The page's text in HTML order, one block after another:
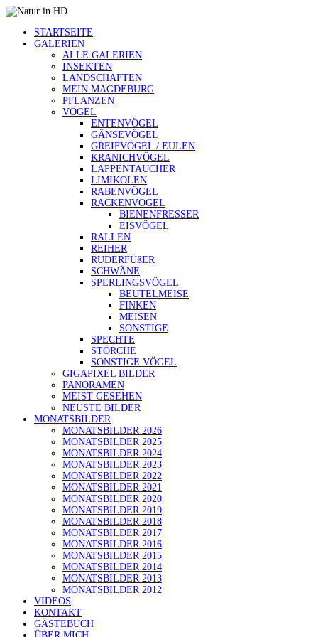
STARTSEITE
GALERIEN
ALLE GALERIEN
INSEKTEN
LANDSCHAFTEN
MEIN MAGDEBURG
PFLANZEN
VÖGEL
ENTENVÖGEL
GÄNSEVÖGEL
GREIFVÖGEL / EULEN
KRANICHVÖGEL
LAPPENTAUCHER
LIMIKOLEN
RABENVÖGEL
RACKENVÖGEL
BIENENFRESSER
EISVÖGEL
RALLEN
REIHER
RUDERFÜßER
SCHWÄNE
SPERLINGSVÖGEL
BEUTELMEISE
FINKEN
MEISEN
SONSTIGE
SPECHTE
STÖRCHE
SONSTIGE VÖGEL
GIGAPIXEL BILDER
PANORAMEN
MEIST GESEHEN
NEUSTE BILDER
MONATSBILDER
MONATSBILDER 2026
MONATSBILDER 2025
MONATSBILDER 2024
MONATSBILDER 2023
MONATSBILDER 2022
MONATSBILDER 2021
MONATSBILDER 2020
MONATSBILDER 2019
MONATSBILDER 2018
MONATSBILDER 2017
MONATSBILDER 2016
MONATSBILDER 2015
MONATSBILDER 2014
MONATSBILDER 2013
MONATSBILDER 2012
VIDEOS
KONTAKT
GÄSTEBUCH